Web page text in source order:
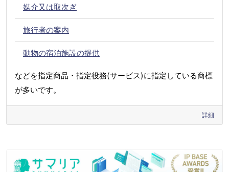
媒介又は取次ぎ
旅行者の案内
動物の宿泊施設の提供
などを指定商品・指定役務(サービス)に指定している商標
が多いです。
詳細